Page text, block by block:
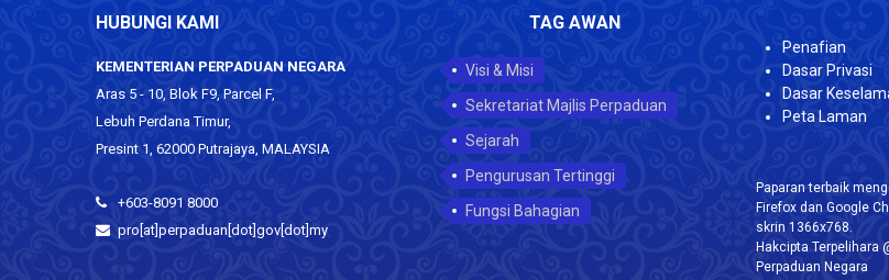
HUBUNGI KAMI
KEMENTERIAN PERPADUAN NEGARA
Aras 5 - 10, Blok F9, Parcel F,
Lebuh Perdana Timur,
Presint 1, 62000 Putrajaya, MALAYSIA
+603-8091 8000
pro[at]perpaduan[dot]gov[dot]my
TAG AWAN
Visi & Misi
Sekretariat Majlis Perpaduan
Sejarah
Pengurusan Tertinggi
Fungsi Bahagian
Penafian
Dasar Privasi
Dasar
Peta Laman
Paparan terbaik
Firefox dan Google
skrin 1366x768.
Hakcipta Terpelihara
Perpaduan Negara